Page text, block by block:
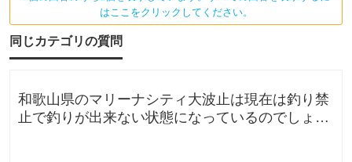
念
れ
て
方
向
はここをクリックしてください。
同じカテゴリの質問
和歌山県のマリーナシティ大波止は現在は釣り禁
止で釣りが出来ない状態になっているのでしょう